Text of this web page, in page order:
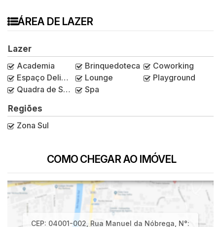
ÁREA DE LAZER
Lazer
Academia
Brinquedoteca
Coworking
Espaço Delivery
Lounge
Playground
Quadra de Squash
Spa
Regiões
Zona Sul
COMO CHEGAR AO IMÓVEL
CEP: 04001-002 Rua Manuel da Nóbrega N°: